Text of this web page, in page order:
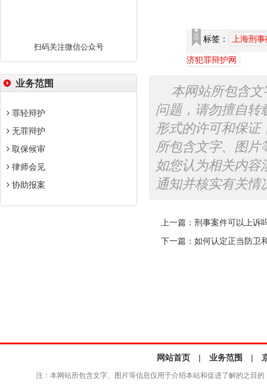
扫码关注微信公众号
业务范围
罪轻辩护
无罪辩护
取保候审
律师会见
协助报案
标签： 上海刑
济犯罪辩护网
本网站所包含
问题，请勿擅自转
形式的许可和保证
所包含文字、图片
如您认为相关内容
通知并核实有关情
上一篇： 刑事案件可以上诉
下一篇： 如何认定正当防卫
网站首页 | 业务范围 |
注：本网站所包含文字、图片等信息仅用于介绍本站和促进了解的之目